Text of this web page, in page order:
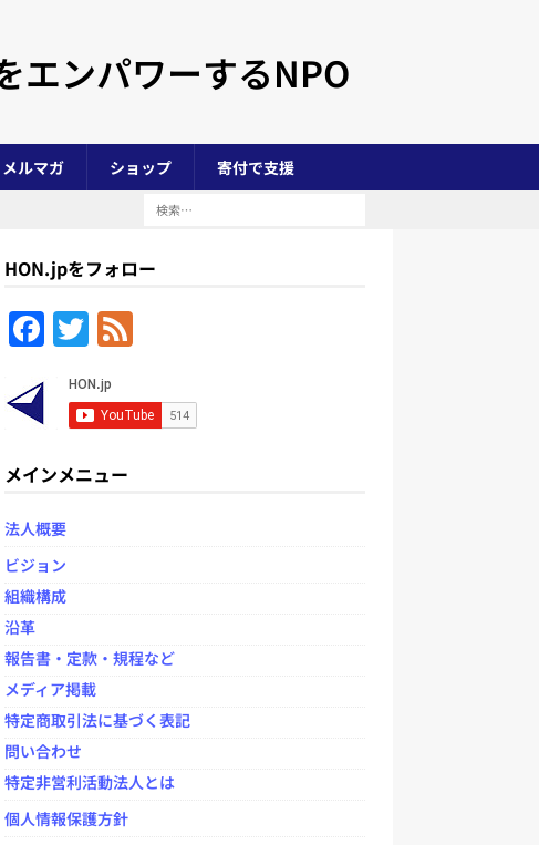
エンパワーするNPO
メルマガ ショップ 寄付で支援
HON.jpをフォロー
F
e
b
o
k
T
w
itt
er
F
e
d
メインメニュー
法人概要
ビジョン
組織構成
沿革
報告書・定款・規程など
メディア掲載
特定商取引法に基づく表記
問い合わせ
特定非営利活動法人とは
個人情報保護方針